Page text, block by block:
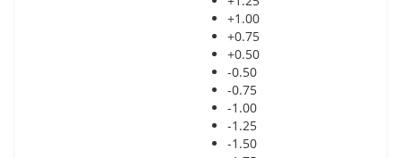
+1.00
+0.75
+0.50
-0.50
-0.75
-1.00
-1.25
-1.50